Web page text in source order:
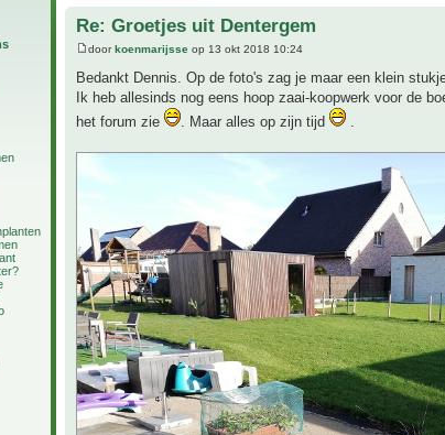
Re: Groetjes uit Dentergem
doorkoenmarijsse op 13 okt 2018 10:24
Bedankt Dennis. Op de foto's zag je maar een klein
Ik heb allesinds nog eens hoop zaai-koopwerk voor de
het forum zie
. Maar alles op zijn tijd .